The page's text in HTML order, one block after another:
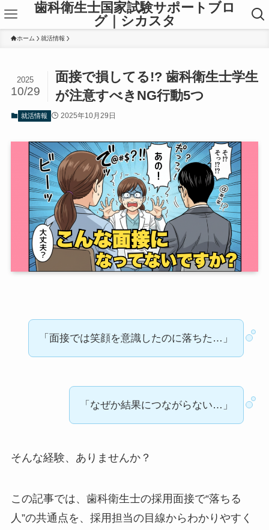
歯科衛生士国家試験サポートブロ
グ｜シカスタ
ホーム 就活情報
面接で損してる!? 歯科衛生士学生
が注意すべきNG行動5つ
2025
10/29
就活情報 2025年10月29日
「面接では笑顔を意識したのに落ちた…」
「なぜか結果につながらない…」
そんな経験、ありませんか？
この記事では、歯科衛生士の採用面接で“落ちる
人”の共通点を、採用担当の目線からわかりやすく